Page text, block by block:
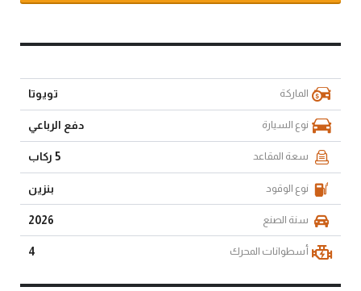
الماركة تويوتا
نوع السيارة دفع الرباعي
سعة المقاعد 5 ركاب
نوع الوقود بنزين
سنة الصنع 2026
أسطوانات المحرك 4